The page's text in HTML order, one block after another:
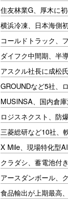
住友林業G、厚木に
横浜冷凍、日本海側
コールドトラック、
ダイフク中間期、半
アスクル社長に成松
GROUNDなど5社、
MUSINSA、国内倉
ロジスネクスト、防
三菱総研など10社、
X Mile、現場特化型
クラダシ、蓄電池付
アースダンボール、
食品輸出が上期最高